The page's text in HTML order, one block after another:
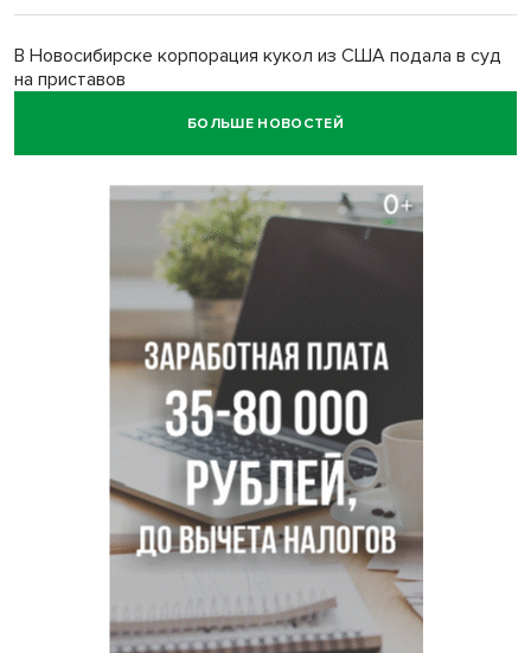
В Новосибирске корпорация кукол из США подала в суд
на приставов
В Новосибирске минздрав объявил бесплатную
В Новосибирске врачи прооперировали 25 тысяч
пациентов с катарактой
Знаменитый орангутан Бату отметил юбилей в
новосибирском зоопарке
Новосибирские хирурги спасли сердце восьмиклассницы
с донорским клапаном
БОЛЬШЕ НОВОСТЕЙ